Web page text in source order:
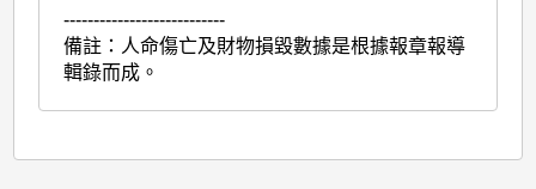
---------------------------
備註：人命傷亡及財物損毀數據是根據報章報導
輯錄而成。